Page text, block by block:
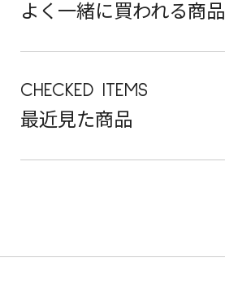
よく一緒に買われる商品
CHECKED ITEMS
最近見た商品